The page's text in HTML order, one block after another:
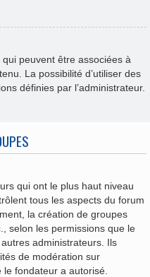
peuvent être associées à
La possibilité d’utiliser des
définies par l’administrateur.
qui ont le plus haut niveau
tous les aspects du forum
la création de groupes
selon les permissions que le
administrateurs. Ils
de modération sur
le fondateur a autorisé.